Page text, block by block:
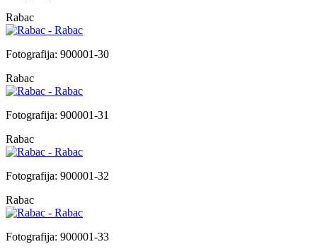
Rabac
Fotografija: 900001-30
Rabac
Fotografija: 900001-31
Rabac
Fotografija: 900001-32
Rabac
Fotografija: 900001-33